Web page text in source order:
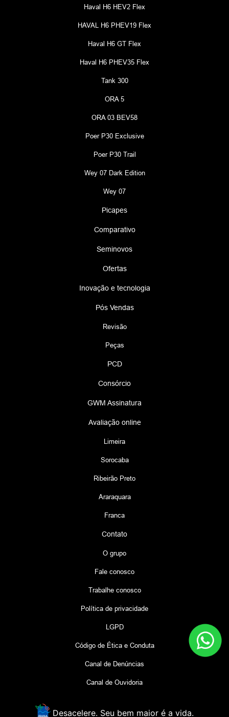
Haval H6 HEV2 Flex
HAVAL H6 PHEV19 Flex
Haval H6 GT Flex
Haval H6 PHEV35 Flex
Tank 300
ORA 5
ORA 03 BEV58
Poer P30 Exclusive
Poer P30 Trail
Wey 07 Dark Edition
Wey 07
Picapes
Comparativo
Seminovos
Ofertas
Inovação e tecnologia
Pós Vendas
Revisão
Peças
PCD
Consórcio
GWM Assinatura
Avaliação online
Limeira
Sorocaba
Ribeirão Preto
Araraquara
Franca
Contato
O grupo
Fale conosco
Trabalhe conosco
Política de privacidade
LGPD
Código de Ética e Conduta
Canal de Denúncias
Canal de Ouvidoria
Desacelere. Seu bem maior é a vida.